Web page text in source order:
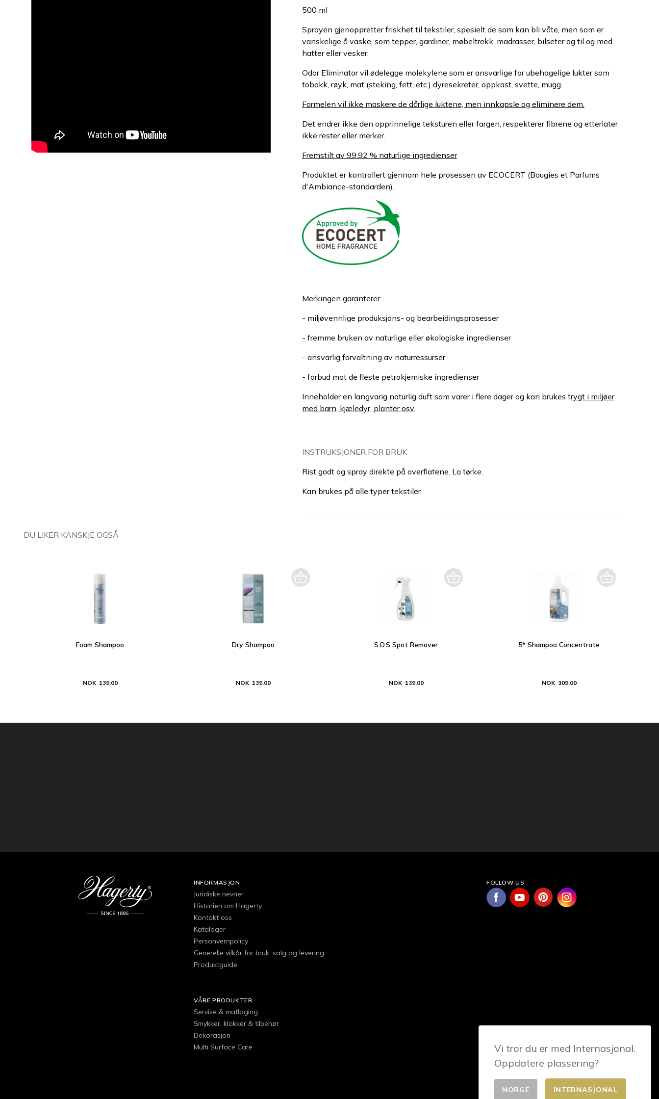
500 ml
Sprayen gjenoppretter friskhet til tekstiler, spesielt de som kan bli våte, men som er
vanskelige å vaske, som tepper, gardiner, møbeltrekk, madrasser, bilseter og til og med
hatter eller vesker.
Odor Eliminator vil ødelegge molekylene som er ansvarlige for ubehagelige lukter som
tobakk, røyk, mat (steking, fett, etc.) dyresekreter, oppkast, svette, mugg.
Formelen vil ikke maskere de dårlige luktene, men innkapsle og eliminere dem.
Det endrer ikke den opprinnelige teksturen eller fargen, respekterer fibrene og etterlater
ikke rester eller merker.
Fremstilt av 99.92 % naturlige ingredienser
Produktet er kontrollert gjennom hele prosessen av ECOCERT (Bougies et Parfums
d'Ambiance-standarden).
Merkingen garanterer
- miljøvennlige produksjons- og bearbeidingsprosesser
- fremme bruken av naturlige eller økologiske ingredienser
- ansvarlig forvaltning av naturressurser
- forbud mot de fleste petrokjemiske ingredienser
Inneholder en langvarig naturlig duft som varer i flere dager og kan brukes trygt i miljøer
med barn, kjæledyr, planter osv.
INSTRUKSJONER FOR BRUK
Rist godt og spray direkte på overflatene. La tørke.
Kan brukes på alle typer tekstiler
DU LIKER KANSKJE OGSÅ
Foam Shampoo
NOK 139.00
Dry Shampoo
NOK 139.00
S.O.S Spot Remover
NOK 139.00
5* Shampoo Concentrate
NOK 309.00
INFORMASJON
Juridiske nevner
Historien om Hagerty.
Kontakt oss
Kataloger
Personvernpolicy
Generelle vilkår for bruk, salg og levering
Produktguide
VÅRE PRODUKTER
Servise & matlaging
Smykker, klokker & tilbehør
Dekorasjon
Multi Surface Care
FOLLOW US
Vi tror du er med Internasjonal.
Oppdatere plassering?
NORGE INTERNASJONAL